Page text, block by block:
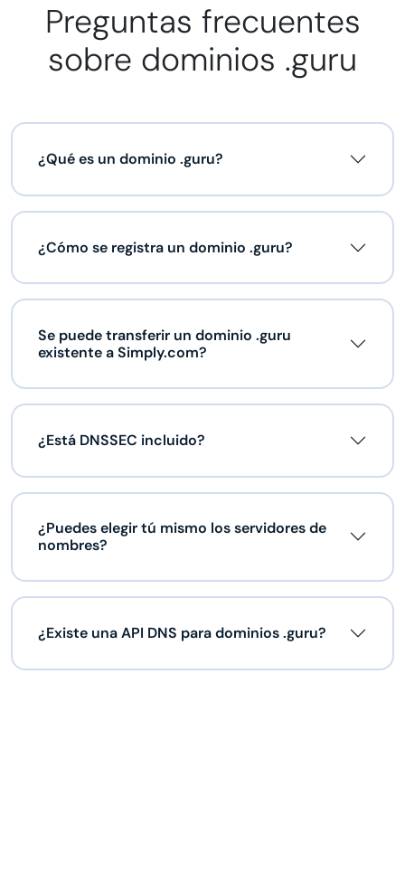
Preguntas frecuentes
sobre dominios .guru
¿Qué es un dominio .guru?
¿Cómo se registra un dominio .guru?
Se puede transferir un dominio .guru
existente a Simply.com?
¿Está DNSSEC incluido?
¿Puedes elegir tú mismo los servidores de
nombres?
¿Existe una API DNS para dominios .guru?